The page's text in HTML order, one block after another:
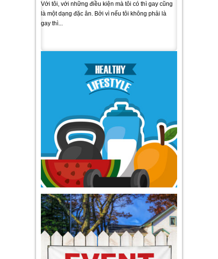
Với tôi, với những điều kiện mà tôi có thì gay cũng
là một dạng đặc ân. Bởi vì nếu tôi không phải là
gay thì...